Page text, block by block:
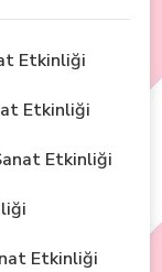
Etkinliği
Etkinliği
Etkinliği
Etkinliği